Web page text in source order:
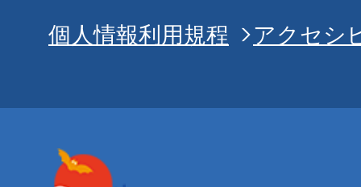
個人情報利用規程
アクセシ